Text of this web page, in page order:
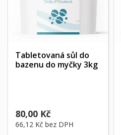
Tabletovaná sůl do
bazenu do myčky 3kg
80,00 Kč
66,12 Kč bez DPH